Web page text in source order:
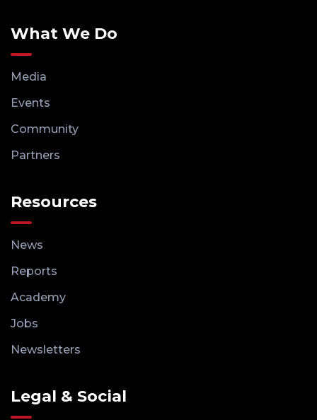
What We Do
Media
Events
Community
Partners
Resources
News
Reports
Academy
Jobs
Newsletters
Legal & Social